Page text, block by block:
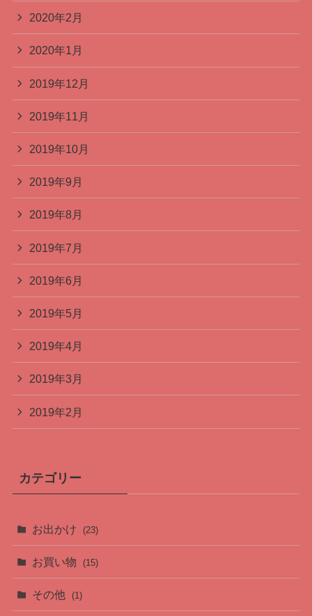
2020年2月
2020年1月
2019年12月
2019年11月
2019年10月
2019年9月
2019年8月
2019年7月
2019年6月
2019年5月
2019年4月
2019年3月
2019年2月
カテゴリー
お出かけ (23)
お買い物 (15)
その他 (1)